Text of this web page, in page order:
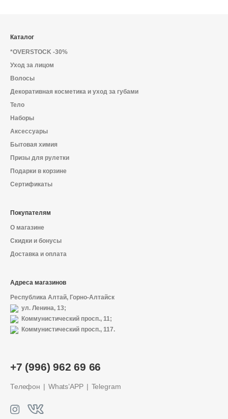
Политика конфиденциальности
+7 (996) 962 69 66
Телефон Whats’APP Telegram
Каталог
*OVERSTOCK -30%
Уход за лицом
Волосы
Декоративная косметика и уход за губами
Тело
Наборы
Аксессуары
Бытовая химия
Призы для рулетки
Подарки в корзине
Сертификаты
Покупателям
О магазине
Скидки и бонусы
Доставка и оплата
Адреса магазинов
Республика Алтай, Горно-Алтайск
ул. Ленина, 13;
Коммунистический просп., 11;
Коммунистический просп., 117.